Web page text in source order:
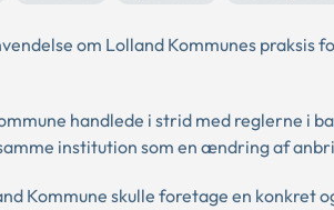
om Lolland Kommunes
handlede i strid med reglerne i
institution som en ændring af
Kommune skulle foretage en